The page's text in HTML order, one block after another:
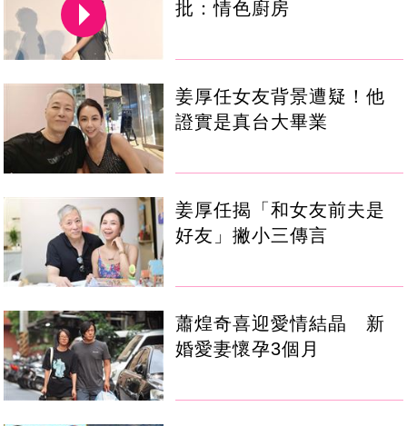
批：情色廚房
姜厚任女友背景遭疑！他
證實是真台大畢業
姜厚任揭「和女友前夫是
好友」撇小三傳言
蕭煌奇喜迎愛情結晶 新
婚愛妻懷孕3個月